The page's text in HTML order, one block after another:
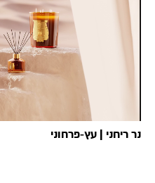
נר ריחני | עץ‑פרחוני